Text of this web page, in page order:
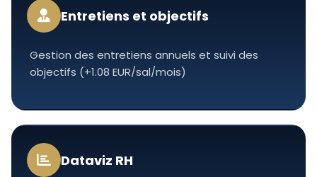
Entretiens et objectifs
Gestion des entretiens annuels et suivi des
objectifs (+1.08 EUR/sal/mois)
Dataviz RH